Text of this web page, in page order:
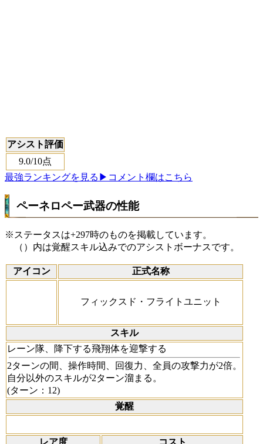
アシスト評価
9.0/10点
最強ランキングを見る ▶コメント欄はこちら
ペーネロペー武器の性能
※ステータスは+297時のものを掲載しています。
（）内は覚醒スキル込みでのアシストボーナスです。
アイコン 正式名称
フィックスド・フライトユニット
スキル
レーン隊、降下する飛翔体を迎撃する
2ターンの間、操作時間、回復力、全員の攻撃力が2倍。
自分以外のスキルが2ターン溜まる。
(ターン：12)
覚醒
レア度
コスト